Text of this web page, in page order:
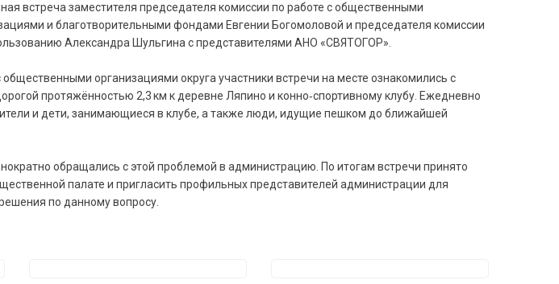
встреча заместителя председателя комиссии по работе с общественными
и благотворительными фондами Евгении Богомоловой и председателя комиссии
Александра Шульгина с представителями АНО «СВЯТОГОР».
организациями округа участники встречи на месте ознакомились с
протяжённостью 2,3 км к деревне Ляпино и конно‑спортивному клубу. Ежедневно
и дети, занимающиеся в клубе, а также люди, идущие пешком до ближайшей
обращались с этой проблемой в администрацию. По итогам встречи принято
палате и пригласить профильных представителей администрации для
по данному вопросу.